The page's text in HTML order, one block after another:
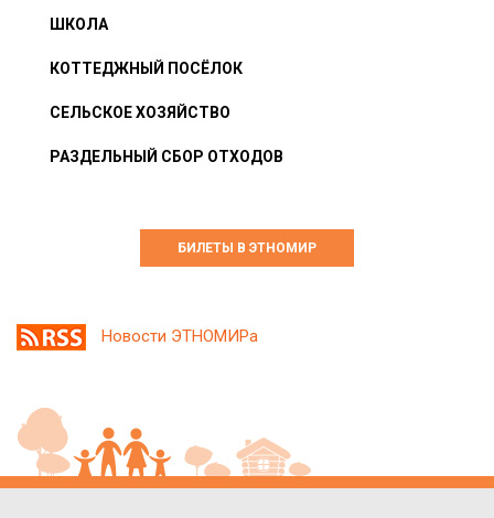
ШКОЛА
КОТТЕДЖНЫЙ ПОСЁЛОК
СЕЛЬСКОЕ ХОЗЯЙСТВО
РАЗДЕЛЬНЫЙ СБОР ОТХОДОВ
БИЛЕТЫ В ЭТНОМИР
Новости ЭТНОМИРа